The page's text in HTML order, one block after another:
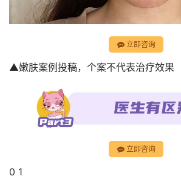
立即咨询
▲嫩肤案例投稿，个案不代表治疗效果
立即咨询
0 1